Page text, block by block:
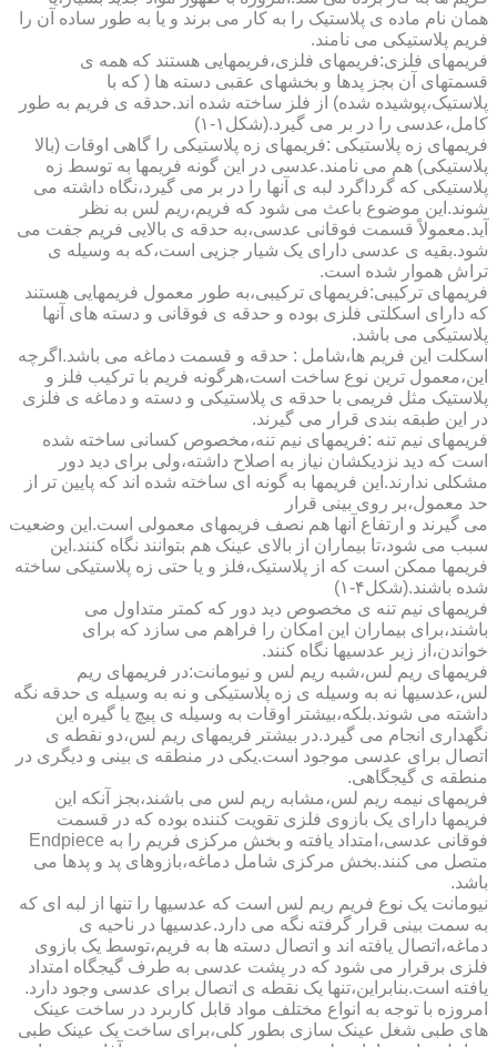
همان نام ماده ی پلاستیک را به کار می برند و یا به طور ساده آن را
فریم پلاستیکی می نامند.
فریمهای فلزی:فریمهای فلزی،فریمهایی هستند که همه ی
قسمتهای آن بجز پدها و بخشهای عقبی دسته ها ( که با
پلاستیک،پوشیده شده) از فلز ساخته شده اند.حدقه ی فریم به طور
کامل،عدسی را در بر می گیرد.(شکل۱-۱)
فریمهای زه پلاستیکی :فریمهای زه پلاستیکی را گاهی اوقات (بالا
پلاستیکی) هم می نامند.عدسی در این گونه فریمها به توسط زه
پلاستیکی که گرداگرد لبه ی آنها را در بر می گیرد،نگاه داشته می
شوند.این موضوع باعث می شود که فریم،ریم لس به نظر
آید.معمولاً قسمت فوقانی عدسی،به حدقه ی بالایی فریم جفت می
شود.بقیه ی عدسی دارای یک شیار جزیی است،که به وسیله ی
تراش هموار شده است.
فریمهای ترکیبی:فریمهای ترکیبی،به طور معمول فریمهایی هستند
که دارای اسکلتی فلزی بوده و حدقه ی فوقانی و دسته های آنها
پلاستیکی می باشد.
اسکلت این فریم ها،شامل : حدقه و قسمت دماغه می باشد.اگرچه
این،معمول ترین نوع ساخت است،هرگونه فریم با ترکیب فلز و
پلاستیک مثل فریمی با حدقه ی پلاستیکی و دسته و دماغه ی فلزی
در این طبقه بندی قرار می گیرند.
فریمهای نیم تنه :فریمهای نیم تنه،مخصوص کسانی ساخته شده
است که دید نزدیکشان نیاز به اصلاح داشته،ولی برای دید دور
مشکلی ندارند.این فریمها به گونه ای ساخته شده اند که پایین تر از
حد معمول،بر روی بینی قرار
می گیرند و ارتفاع آنها هم نصف فریمهای معمولی است.این وضعیت
سبب می شود،تا بیماران از بالای عینک هم بتوانند نگاه کنند.این
فریمها ممکن است که از پلاستیک،فلز و یا حتی زه پلاستیکی ساخته
شده باشند.(شکل۴-۱)
فریمهای نیم تنه ی مخصوص دید دور که کمتر متداول می
باشند،برای بیماران این امکان را فراهم می سازد که برای
خواندن،از زیر عدسیها نگاه کنند.
فریمهای ریم لس،شبه ریم لس و نیومانت:در فریمهای ریم
لس،عدسیها نه به وسیله ی زه پلاستیکی و نه به وسیله ی حدقه نگه
داشته می شوند.بلکه،بیشتر اوقات به وسیله ی پیچ یا گیره این
نگهداری انجام می گیرد.در بیشتر فریمهای ریم لس،دو نقطه ی
اتصال برای عدسی موجود است.یکی در منطقه ی بینی و دیگری در
منطقه ی گیجگاهی.
فریمهای نیمه ریم لس،مشابه ریم لس می باشند،بجز آنکه این
فریمها دارای یک بازوی فلزی تقویت کننده بوده که در قسمت
فوقانی عدسی،امتداد یافته و بخش مرکزی فریم را به Endpiece
متصل می کنند.بخش مرکزی شامل دماغه،بازوهای پد و پدها می
باشد.
نیومانت یک نوع فریم ریم لس است که عدسیها را تنها از لبه ای که
به سمت بینی قرار گرفته نگه می دارد.عدسیها در ناحیه ی
دماغه،اتصال یافته اند و اتصال دسته ها به فریم،توسط یک بازوی
فلزی برقرار می شود که در پشت عدسی به طرف گیجگاه امتداد
یافته است.بنابراین،تنها یک نقطه ی اتصال برای عدسی وجود دارد.
امروزه با توجه به انواع مختلف مواد قابل کاربرد در ساخت عینک
های طبی شغل عینک سازی بطور کلی،برای ساخت یک عینک طبی